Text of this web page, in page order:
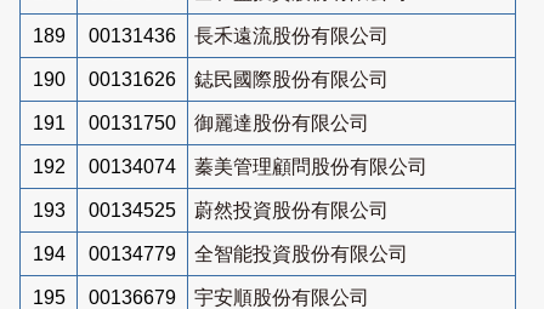
189 00131436 長禾遠流股份有限公司
190 00131626 鋕民國際股份有限公司
191 00131750 御麗達股份有限公司
192 00134074 蓁美管理顧問股份有限公司
193 00134525 蔚然投資股份有限公司
194 00134779 全智能投資股份有限公司
195 00136679 宇安順股份有限公司